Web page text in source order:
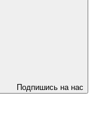
Подпишись на нас